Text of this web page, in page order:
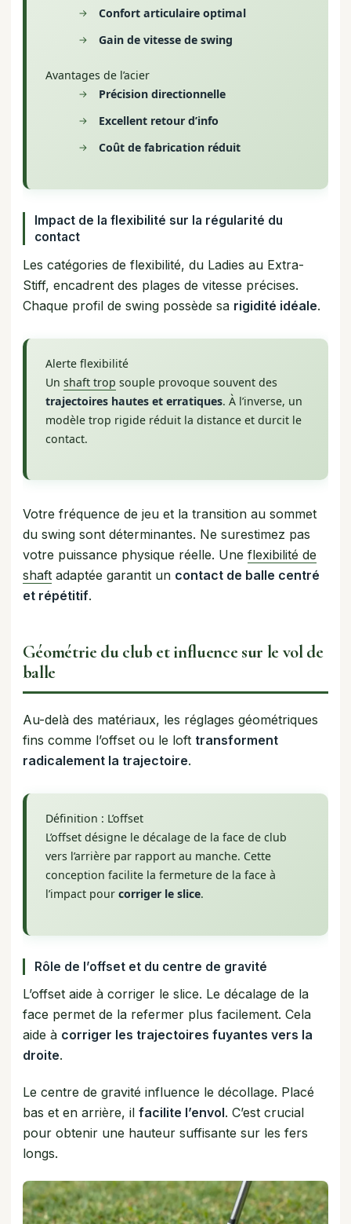
Confort articulaire optimal
Gain de vitesse de swing
Avantages de l’acier
Précision directionnelle
Excellent retour d’info
Coût de fabrication réduit
Impact de la flexibilité sur la régularité du
contact
Les catégories de flexibilité, du Ladies au Extra-
Stiff, encadrent des plages de vitesse précises.
Chaque profil de swing possède sa rigidité idéale.
Alerte flexibilité
Un shaft trop souple provoque souvent des
trajectoires hautes et erratiques. À l’inverse, un
modèle trop rigide réduit la distance et durcit le
contact.
Votre fréquence de jeu et la transition au sommet
du swing sont déterminantes. Ne surestimez pas
votre puissance physique réelle. Une flexibilité de
shaftadaptée garantit un contact de balle centré
et répétitif.
Géométrie du club et influence sur le vol de
balle
Au-delà des matériaux, les réglages géométriques
fins comme l’offset ou le loft transforment
radicalement la trajectoire.
Définition : L’offset
L’offset désigne le décalage de la face de club
vers l’arrière par rapport au manche. Cette
conception facilite la fermeture de la face à
l’impact pour corriger le slice.
Rôle de l’offset et du centre de gravité
L’offset aide à corriger le slice. Le décalage de la
face permet de la refermer plus facilement. Cela
aide à corriger les trajectoires fuyantes vers la
droite.
Le centre de gravité influence le décollage. Placé
bas et en arrière, il facilite l’envol. C’est crucial
pour obtenir une hauteur suffisante sur les fers
longs.